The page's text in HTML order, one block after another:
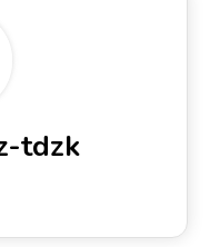
tdzk